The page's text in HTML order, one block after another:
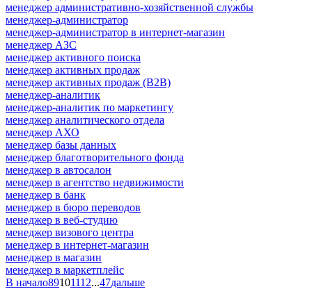
менеджер административно-хозяйственной службы
менеджер-администратор
менеджер-администратор в интернет-магазин
менеджер АЗС
менеджер активного поиска
менеджер активных продаж
менеджер активных продаж (B2B)
менеджер-аналитик
менеджер-аналитик по маркетингу
менеджер аналитического отдела
менеджер АХО
менеджер базы данных
менеджер благотворительного фонда
менеджер в автосалон
менеджер в агентство недвижимости
менеджер в банк
менеджер в бюро переводов
менеджер в веб-студию
менеджер визового центра
менеджер в интернет-магазин
менеджер в магазин
менеджер в маркетплейс
В начало89101112...47дальше